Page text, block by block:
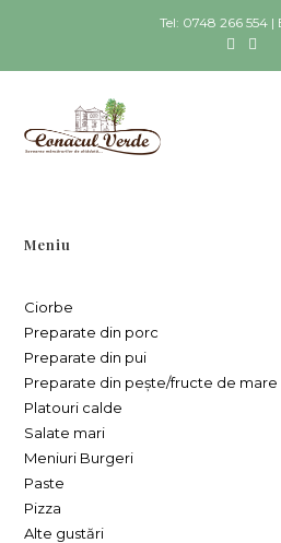
Tel: 0748 266 554
Meniu
Ciorbe
Preparate din porc
Preparate din pui
Preparate din pește/fructe de mare
Platouri calde
Salate mari
Meniuri Burgeri
Paste
Pizza
Alte gustări